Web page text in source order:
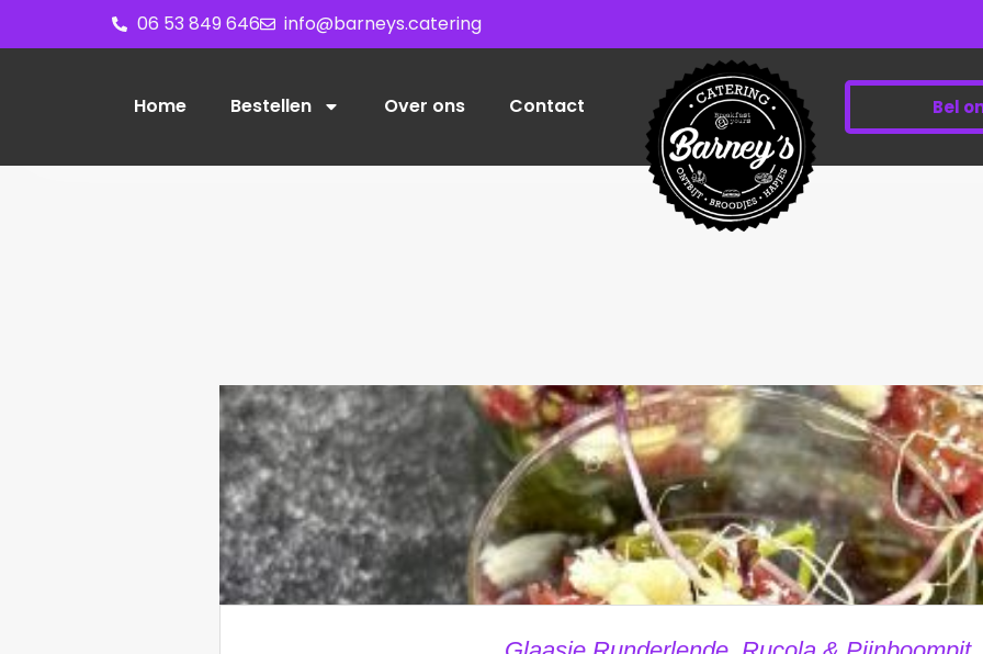
06 53 849 646 info@barneys.catering
Home Bestellen Over ons Contact Bel